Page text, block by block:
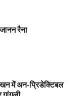
रैना
में अन-प्रिडेक्टिबल